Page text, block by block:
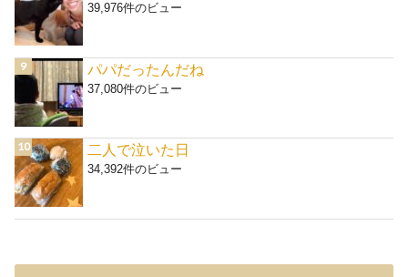
39,976件のビュー
パパだったんだね
37,080件のビュー
二人で泣いた日
34,392件のビュー